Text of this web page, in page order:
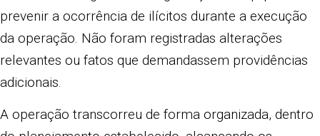
prevenir a ocorrência de ilícitos durante a execução
da operação. Não foram registradas alterações
relevantes ou fatos que demandassem providências
adicionais.
A operação transcorreu de forma organizada, dentro